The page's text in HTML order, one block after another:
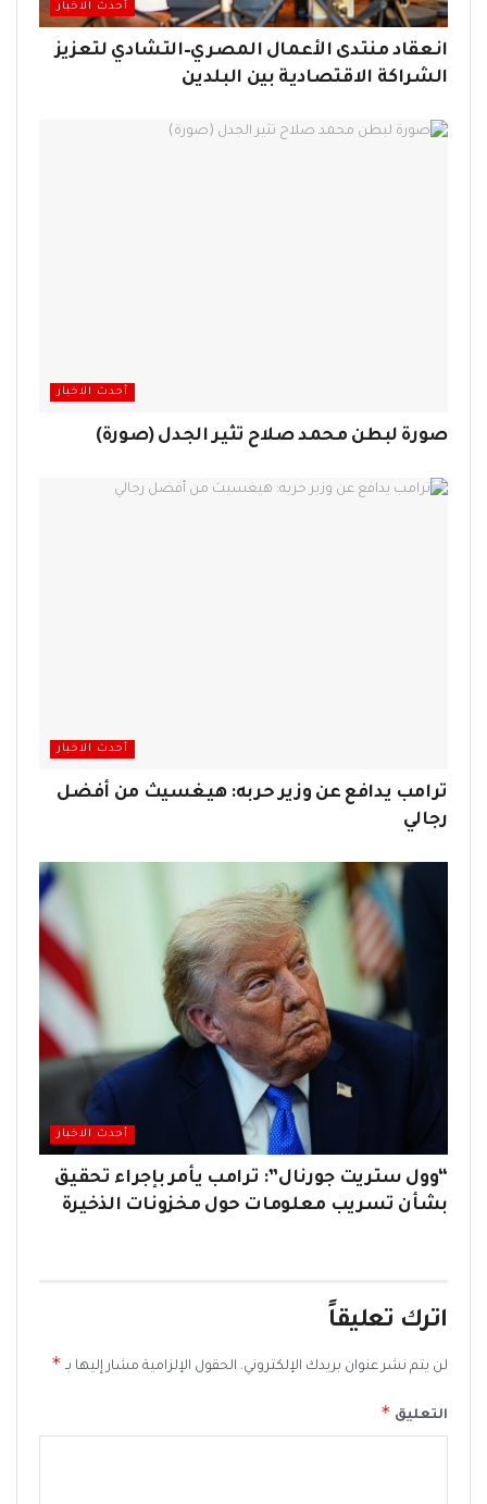
أحدث الاخبار
انعقاد منتدى الأعمال المصري–التشادي لتعزيز
الشراكة الاقتصادية بين البلدين
أحدث الاخبار
صورة لبطن محمد صلاح تثير الجدل (صورة)
أحدث الاخبار
ترامب يدافع عن وزير حربه: هيغسيث من أفضل
رجالي
أحدث الاخبار
“وول ستريت جورنال”: ترامب يأمر بإجراء تحقيق
بشأن تسريب معلومات حول مخزونات الذخيرة
اترك تعليقاً
لن يتم نشر عنوان بريدك الإلكتروني. الحقول الإلزامية مشار إليها بـ *
التعليق *